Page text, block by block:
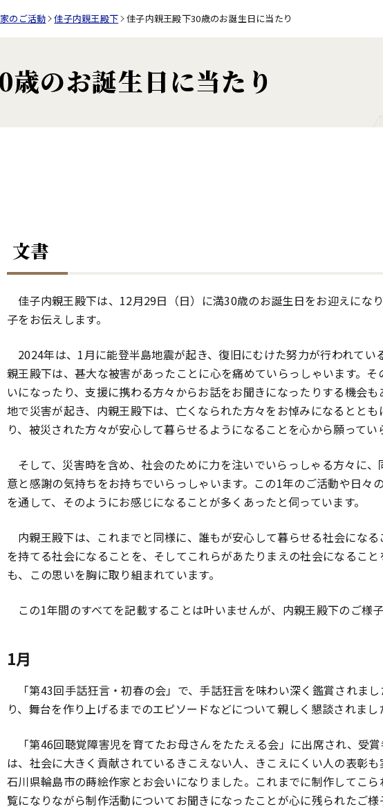
のご活動 佳子内親王殿下 佳子内親王殿下30歳のお誕生日に当たり
のお誕生日に当たり
文書
佳子内親王殿下は、12月29日（日）に満30歳のお誕生日をお迎えにな
子をお伝えします。
2024年は、1月に能登半島地震が起き、復旧にむけた努力が行われて
親王殿下は、甚大な被害があったことに心を痛めていらっしゃいます。
いになったり、支援に携わる方々からお話をお聞きになったりする機会
地で災害が起き、内親王殿下は、亡くなられた方々をお悼みになるとと
り、被災された方々が安心して暮らせるようになることを心から願ってい
そして、災害時を含め、社会のために力を注いでいらっしゃる方々に
意と感謝の気持ちをお持ちでいらっしゃいます。この1年のご活動や日々
を通して、そのようにお感じになることが多くあったと伺っています。
内親王殿下は、これまでと同様に、誰もが安心して暮らせる社会にな
を持てる社会になることを、そしてこれらがあたりまえの社会になるこ
も、この思いを胸に取り組まれています。
この1年間のすべてを記載することは叶いませんが、内親王殿下のご様
1月
「第43回手話狂言・初春の会」で、手話狂言を味わい深く鑑賞されま
り、舞台を作り上げるまでのエピソードなどについて親しく懇談されまし
「第46回聴覚障害児を育てたお母さんをたたえる会」に出席され、受
は、社会に大きく貢献されているきこえない人、きこえにくい人の表彰
石川県輪島市の蒔絵作家とお会いになりました。これまでに制作してこ
覧になりながら制作活動についてお聞きになったことが心に残られたご